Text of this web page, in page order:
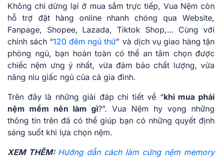
Không chỉ dừng lại ở mua sắm trực tiếp, Vua Nệm còn
hỗ trợ đặt hàng online nhanh chóng qua Website,
Fanpage, Shopee, Lazada, Tiktok Shop,… Cùng với
chính sách “120 đêm ngủ thử” và dịch vụ giao hàng tận
phòng ngủ, bạn hoàn toàn có thể an tâm chọn được
chiếc nệm ưng ý nhất, vừa đảm bảo chất lượng, vừa
nâng niu giấc ngủ của cả gia đình.
Trên đây là những giải đáp chi tiết về “khi mua phải
nệm mềm nên làm gì?”. Vua Nệm hy vọng những
thông tin trên đã có thể giúp bạn có những quyết định
sáng suốt khi lựa chọn nệm.
XEM THÊM: Hướng dẫn cách làm cứng nệm memory